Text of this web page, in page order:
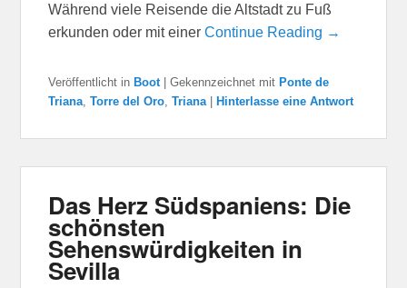
Während viele Reisende die Altstadt zu Fuß
erkunden oder mit einerContinue Reading →
Veröffentlicht in Boot |Gekennzeichnet mit Ponte de
Triana ,Torre del Oro ,Triana |Hinterlasse eine Antwort
Das Herz Südspaniens: Die
schönsten
Sehenswürdigkeiten in
Sevilla